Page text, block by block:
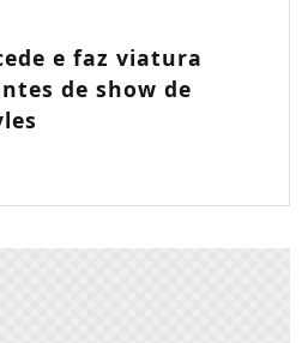
e faz viatura
de show de